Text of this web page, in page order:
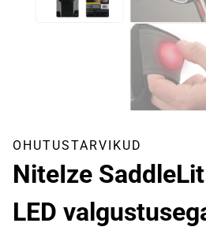
OHUTUSTARVIKUD
NiteIze
LED